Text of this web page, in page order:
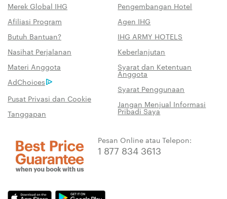
Merek Global IHG
Pengembangan Hotel
Afiliasi Program
Agen IHG
Butuh Bantuan?
IHG ARMY HOTELS
Nasihat Perjalanan
Keberlanjutan
Materi Anggota
Syarat dan Ketentuan
Anggota
AdChoices
Syarat Penggunaan
Pusat Privasi dan Cookie
Jangan Menjual Informasi
Pribadi Saya
Tanggapan
Pesan Online atau Telepon:
1 877 834 3613